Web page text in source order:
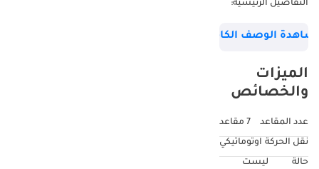
التفاصيل الرئيسية:
16 أكتوبر 2032 أو
صيانة هونغكي: حتى
16 أكتوبر 2028 أو
▔▔▔▔▔▔▔▔▔▔
لماذا تختار هذه
الوصف الكامل
الميزات
والخصائص
عدد المقاعد
7 مقاعد
نقل الحركة اوتوماتيكي
حالة
ليست